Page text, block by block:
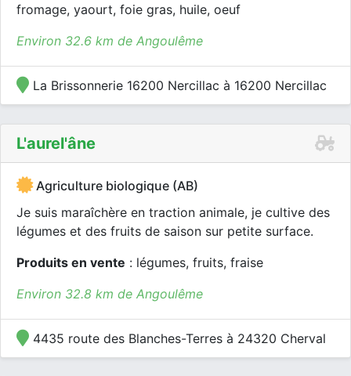
fromage, yaourt, foie gras, huile, oeuf
Environ 32.6 km de Angoulême
La Brissonnerie 16200 Nercillac à 16200 Nercillac
L'aurel'âne
Agriculture biologique (AB)
Je suis maraîchère en traction animale, je cultive des
légumes et des fruits de saison sur petite surface.
Produits en vente : légumes, fruits, fraise
Environ 32.8 km de Angoulême
4435 route des Blanches-Terres à 24320 Cherval